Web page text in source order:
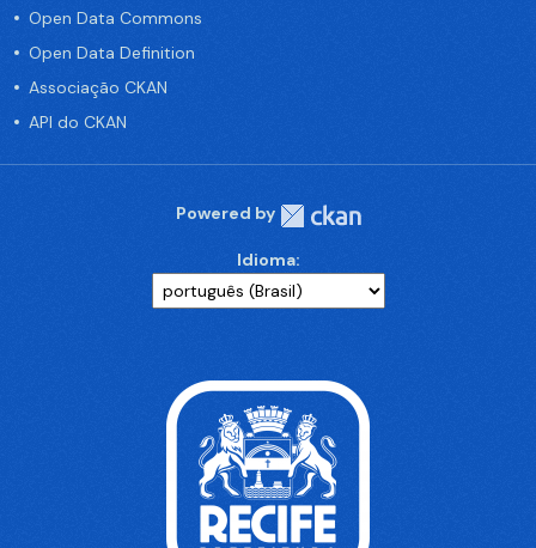
Open Data Commons
Open Data Definition
Associação CKAN
API do CKAN
Powered by
Idioma